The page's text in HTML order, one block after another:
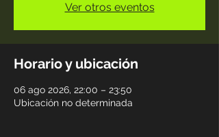
Ver otros eventos
Horario y ubicación
06 ago 2026, 22:00 – 23:50
Ubicación no determinada